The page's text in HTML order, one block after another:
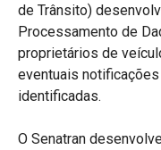
de Trânsito)
Processamento de
proprietários de
eventuais
identificadas.
O Senatran